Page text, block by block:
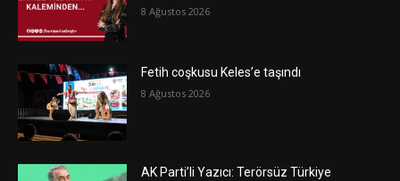
8 Ağustos 2026
Fetih coşkusu Keles’e taşındı
8 Ağustos 2026
AK Parti’li Yazıcı: Terörsüz Türkiye